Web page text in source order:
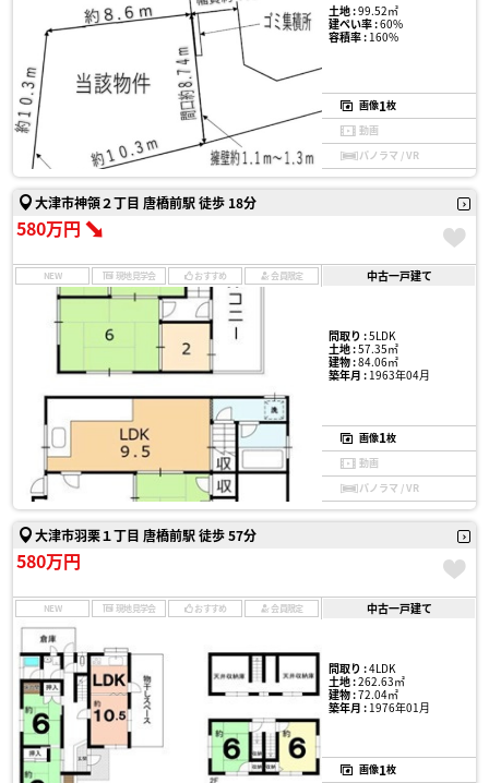
土地 :99.52㎡
建ぺい率 :60%
容積率 :160%
画像1枚
動画
パノラマ / VR
大津市神領２丁目 唐橋前駅 徒歩 18分
580万円
NEW 現地見学会 おすすめ 会員限定 中古一戸建て
間取り :5LDK
土地 :57.35㎡
建物 :84.06㎡
築年月 :1963年04月
画像1枚
動画
パノラマ / VR
大津市羽栗１丁目 唐橋前駅 徒歩 57分
580万円
NEW 現地見学会 おすすめ 会員限定 中古一戸建て
間取り :4LDK
土地 :262.63㎡
建物 :72.04㎡
築年月 :1976年01月
画像1枚